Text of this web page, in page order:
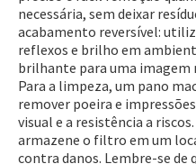
Entrega Flash
Cartão de
Pagamento via
Retire na Loja
necessária, sem deixar
acabamento reversível:
reflexos e brilho em
brilhante para uma imagem
Para a limpeza, um pano
remover poeira e
visual e a resistência a
armazene o filtro em um
contra danos. Lembre-se de